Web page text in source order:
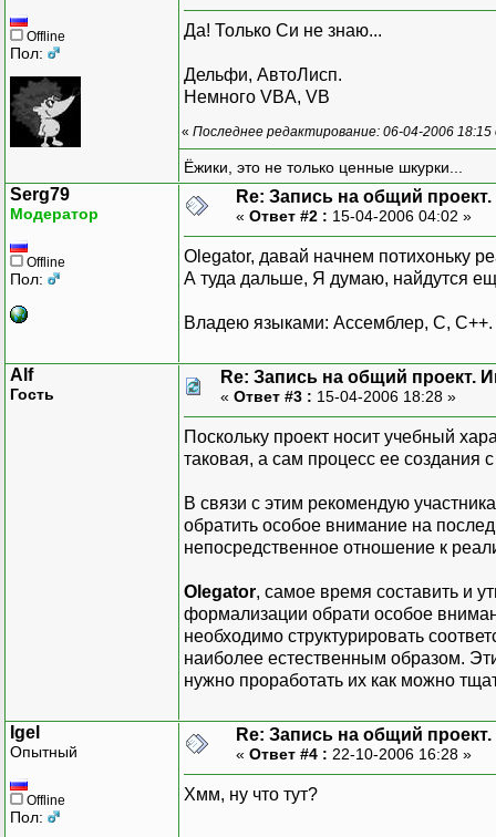
Offline
Пол:
Да! Только Си не знаю...
Дельфи, АвтоЛисп.
Немного VBA, VB
« Последнее редактирование: 06-04-2006
Ёжики, это не только ценные шкурки...
Serg79
Модератор
Offline
Пол:
Re: Запись на общий
« Ответ #2 : 15-04-2006 04:02 »
Olegator, давай начнем потихоньку
А туда дальше, Я думаю, найдутся
Владею языками: Ассемблер, C, C++.
Alf
Гость
Re: Запись на общий проект.
« Ответ #3 : 15-04-2006 18:28 »
Поскольку проект носит учебный
таковая, а сам процесс ее создания
В связи с этим рекомендую
обратить особое внимание на
непосредственное отношение к
Olegator, самое время составить и
формализации обрати особое
необходимо структурировать
наиболее естественным образом.
нужно проработать их как можно
Igel
Опытный
Offline
Пол:
Re: Запись на общий
« Ответ #4 : 22-10-2006 16:28 »
Хмм, ну что тут?